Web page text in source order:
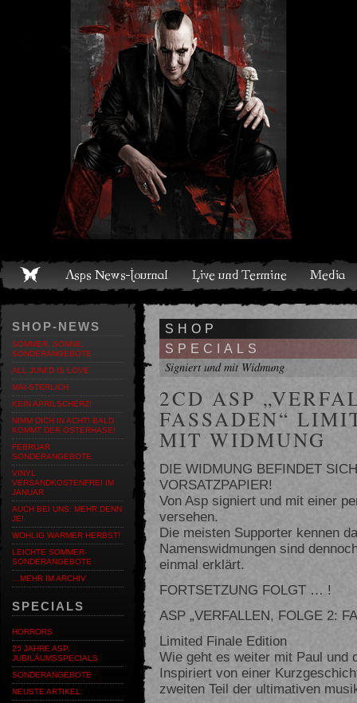
Live und Termine Media Shop Band Discografie
SHOP-NEWS
SOMMER, SONNE,
SONDERANGEBOTE
ALL JUNI'D IS LOVE
MAI-STERLICH
KEIN APRILSCHERZ!
NIMM DICH IN ACHT! BALD
KOMMT DER OSTERHASE!
FEBRUAR
SONDERANGEBOTE
VINYL
VERSANDKOSTENFREI IM
JANUAR
AUCH BEI UNS: MEHR DENN
JE!
WOHLIG WARMER HERBST!
LEICHTE SOMMER-
SONDERANGEBOTE
…MEHR IM ARCHIV
SPECIALS
HORRORS
25 JAHRE ASP.
JUBILÄUMSSPECIALS
SONDERANGEBOTE
NEUSTE ARTIKEL
SHOP
SPECIALS
Signiert und mit Widmung
2CD ASP
FASSADEN“
MIT WIDMUNG
DIE WIDMUNG BEFINDET
VORSATZPAPIER!
Von Asp signiert und mit einer
versehen.
Die meisten Supporter kennen
Namenswidmungen sind
einmal erklärt.
FORTSETZUNG FOLGT … !
ASP „VERFALLEN, FOLGE 2:
Limited Finale Edition
Wie geht es weiter mit Paul und
Inspiriert von einer
zweiten Teil der ultimativen